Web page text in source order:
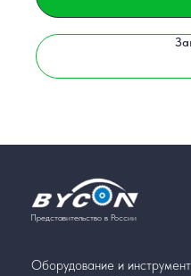
Представительство в России
Оборудование и